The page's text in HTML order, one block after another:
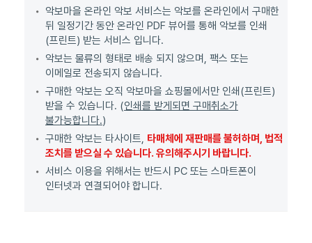
악보마을 온라인 악보 서비스는 악보를 온라인에서 구매한
뒤 일정기간 동안 온라인 PDF 뷰어를 통해 악보를 인쇄
(프린트) 받는 서비스 입니다.
악보는 물류의 형태로 배송 되지 않으며, 팩스 또는
이메일로 전송되지 않습니다.
구매한 악보는 오직 악보마을 쇼핑몰에서만 인쇄(프린트)
받을 수 있습니다. (인쇄를 받게되면 구매취소가
불가능합니다.)
구매한 악보는 타사이트, 타매체에 재판매를 불허하며, 법적
조치를 받으실 수 있습니다. 유의해주시기 바랍니다.
서비스 이용을 위해서는 반드시 PC 또는 스마트폰이
인터넷과 연결되어야 합니다.